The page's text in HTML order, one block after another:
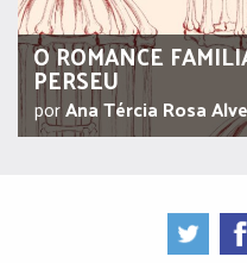
O ROMANCE
PERSEU
porAna Tércia Rosa